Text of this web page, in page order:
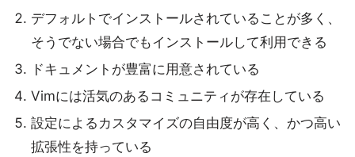
デフォルトでインストールされていることが多く、
そうでない場合でもインストールして利用できる
ドキュメントが豊富に用意されている
Vimには活気のあるコミュニティが存在している
設定によるカスタマイズの自由度が高く、かつ高い
拡張性を持っている